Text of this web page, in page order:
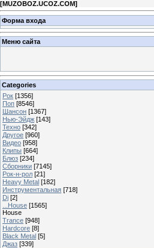
[MUZOBOZ.UCOZ.COM]
Форма входа
Меню сайта
Categories
Рок [1356]
Поп [8546]
Шансон [1367]
Нью-Эйдж [143]
Техно [342]
Другое [960]
Видео [958]
Клипы [664]
Блюз [234]
Сборники [7145]
Рок-н-рол [21]
Heavy Metal [182]
Инструментальная [718]
Dj [2]
...House [1565]
House
Trance [948]
Hardcore [8]
Black Metal [5]
Джаз [339]